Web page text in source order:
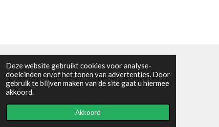
Deze website gebruikt cookies voor analyse-
doeleinden en/of het tonen van advertenties. Door
gebruik te blijven maken van de site gaat u hiermee
akkoord.
Akkoord
Algemene voorwaarden
© 2021 - RC en mineralenshop Het vlinderpad